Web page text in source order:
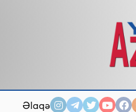
Əlaqə